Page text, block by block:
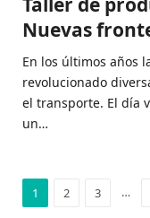
Nuevas
En los últimos años
revolucionado
el transporte. El día
un…
1 2 3 …